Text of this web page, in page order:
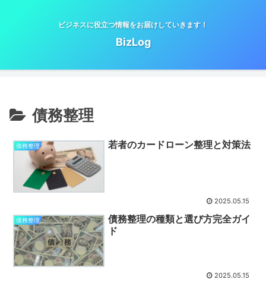
ビジネスに役立つ情報をお届けしていきます！
BizLog
債務整理
債務整理 若者のカードローン整理と対策法
2025.05.15
債務整理
債務整理の種類と選び方完全ガイ
ド
2025.05.15